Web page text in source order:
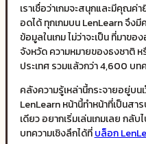
เราเชื่อว่าเกมจะสนุกและมีคุณ
อดได้ ทุกเกมบน LenLearn จึง
ข้อมูลในเกม ไม่ว่าจะเป็น ที่มาข
จังหวัด ความหมายของธงชาติ
ประเทศ รวมแล้วกว่า 4,600 บท
คลังความรู้เหล่านี้กระจายอยู่บ
LenLearn หน้านี้ทำหน้าที่เป็นส
เดียว อยากเริ่มเล่นเกมเลย กลับ
บทความเชิงลึกได้ที่ บล็อก